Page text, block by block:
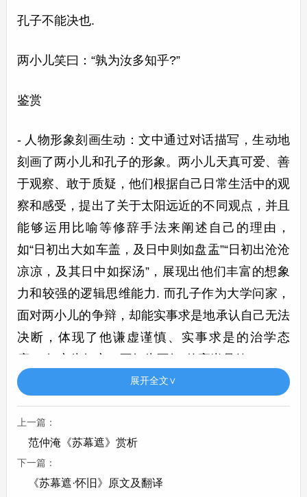
孔子不能决也.
两小儿笑曰：“孰为汝多知乎?”
鉴赏
- 人物形象刻画生动：文中通过对话描写，生动地
刻画了两小儿和孔子的形象。两小儿天真可爱、善
于观察、敢于质疑，他们根据自己日常生活中的观
察和感受，提出了关于太阳远近的不同观点，并且
能够运用比喻等修辞手法来阐述自己的理由，
如“日初出大如车盖，及日中则如盘盂”“日初出沧沧
凉凉，及其日中如探汤”，展现出他们丰富的想象
力和较强的逻辑思维能力. 而孔子作为大学问家，
面对两小儿的争辩，却能实事求是地承认自己无法
决断，体现了他谦虚谨慎、实事求是的治学态
- 蕴含深刻哲理：
- 学无止境：孔子是当时社会上的博学之人，但在
两小儿的问题面前却也有不能决之事，这说明宇宙
无限，知识无穷，再博学的人也会有不知道的东
展开全文∨
上一篇：
范仲淹《苏幕遮》赏析
下一篇：
《苏幕遮·怀旧》原文及翻译